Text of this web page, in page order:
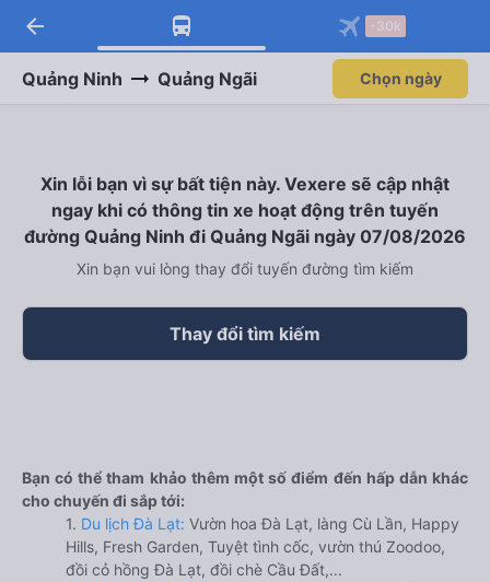
Tải app Vexere ngay!
Nhận ưu đãi thành viên độc
Mở app
Tải app Vexere
-30k/ghế khi đặt vé máy bay qua
Mở app
arrow_back -30k
Quảng Ninh Quảng Ngãi Chọn ngày
Xin lỗi bạn vì sự bất tiện này. Vexere sẽ cập nhật
ngay khi có thông tin xe hoạt động trên tuyến
đường Quảng Ninh đi Quảng Ngãi ngày 07/08/2026
Xin bạn vui lòng thay đổi tuyến đường tìm kiếm
Thay đổi tìm kiếm
Bạn có thể tham khảo thêm một số điểm đến hấp dẫn khác
cho chuyến đi sắp tới:
1. Du lịch Đà Lạt: Vườn hoa Đà Lạt, làng Cù Lần, Happy
Hills, Fresh Garden, Tuyệt tình cốc, vườn thú Zoodoo,
đồi cỏ hồng Đà Lạt, đồi chè Cầu Đất,...